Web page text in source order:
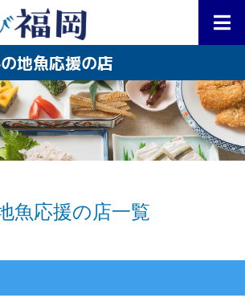
地魚応援の店
魚応援の店一覧